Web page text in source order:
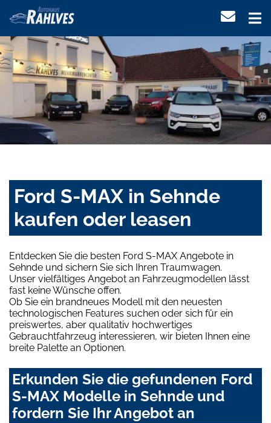
Ford S-MAX in Sehnde
kaufen oder leasen
Entdecken Sie die besten Ford S-MAX Angebote in
Sehnde und sichern Sie sich Ihren Traumwagen.
Unser vielfältiges Angebot an Fahrzeugmodellen lässt
fast keine Wünsche offen.
Ob Sie ein brandneues Modell mit den neuesten
technologischen Features suchen oder sich für ein
preiswertes, aber qualitativ hochwertiges
Gebrauchtfahrzeug interessieren, wir bieten Ihnen eine
breite Palette an Optionen.
Erkunden Sie die gefundenen Ford
S-MAX Modelle in Sehnde und
fordern Sie Ihr Angebot an